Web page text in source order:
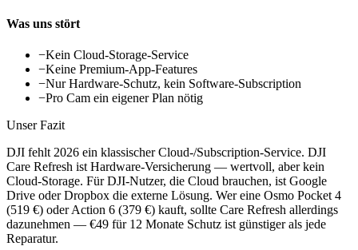
Was uns stört
−Kein Cloud-Storage-Service
−Keine Premium-App-Features
−Nur Hardware-Schutz, kein Software-Subscription
−Pro Cam ein eigener Plan nötig
Unser Fazit
DJI fehlt 2026 ein klassischer Cloud-/Subscription-Service. DJI
Care Refresh ist Hardware-Versicherung — wertvoll, aber kein
Cloud-Storage. Für DJI-Nutzer, die Cloud brauchen, ist Google
Drive oder Dropbox die externe Lösung. Wer eine Osmo Pocket 4
(519 €) oder Action 6 (379 €) kauft, sollte Care Refresh allerdings
dazunehmen — €49 für 12 Monate Schutz ist günstiger als jede
Reparatur.